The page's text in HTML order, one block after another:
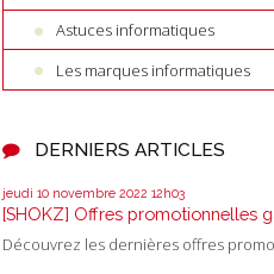
Astuces informatiques
Les marques informatiques
DERNIERS ARTICLES
jeudi 10 novembre 2022 12h03
[SHOKZ] Offres promotionnelles
Découvrez les dernières offres